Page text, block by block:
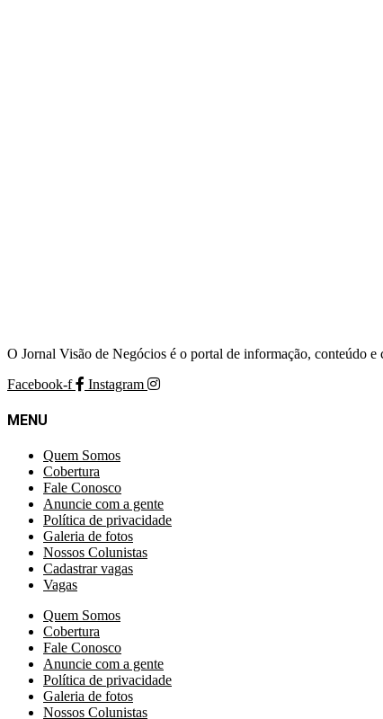
O Jornal Visão de Negócios é o portal de informação, conteúdo
Facebook-f
Instagram
MENU
Quem Somos
Cobertura
Fale Conosco
Anuncie com a gente
Política de privacidade
Galeria de fotos
Nossos Colunistas
Cadastrar vagas
Vagas
Quem Somos
Cobertura
Fale Conosco
Anuncie com a gente
Política de privacidade
Galeria de fotos
Nossos Colunistas